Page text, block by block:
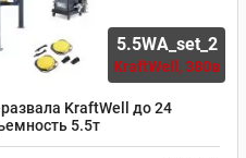
5.5WA_set_2
KraftWell,380в
KraftWell до 24
5.5т